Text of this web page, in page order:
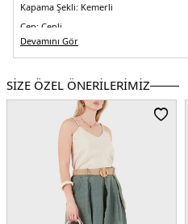
Kapama Şekli: Kemerli
Cep: Cepli
Kumaş Tipi:Belirtilmemiş
Boy:Standart
Paça Tipi:Daralan Paça
Kalıp Bilgisi:Relaxed Fit
Manken Bedeni:
Boy : 1.80 cm / Göğüs
Beden : S-M
Yaş Grubu:
Yetişkin
İtalya
5DK26888600.17
Devamını Gör
SİZE ÖZEL ÖNERİLERİMİZ